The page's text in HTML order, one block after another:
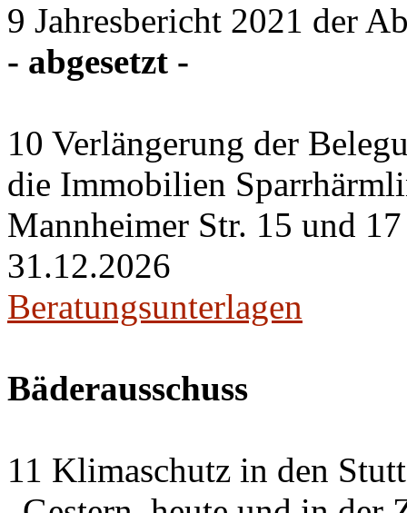
9 Jahresbericht 2021 der
- abgesetzt -
10 Verlängerung der
die Immobilien
Mannheimer Str. 15 und
31.12.2026
Beratungsunterlagen
Bäderausschuss
11 Klimaschutz in den